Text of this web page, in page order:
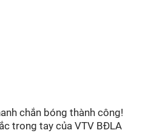
chắn bóng thành công!
trong tay của VTV BĐLA